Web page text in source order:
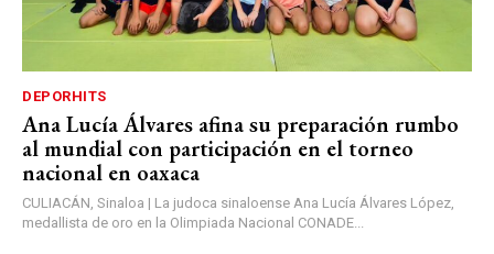
DEPORHITS
Ana Lucía Álvares afina su preparación rumbo
al mundial con participación en el torneo
nacional en oaxaca
CULIACÁN, Sinaloa | La judoca sinaloense Ana Lucía Álvares López,
medallista de oro en la Olimpiada Nacional CONADE...